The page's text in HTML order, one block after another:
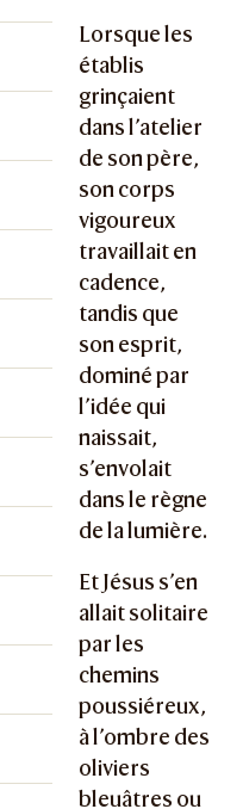
Lorsque les
établis
grinçaient
dans l’atelier
de son père,
son corps
vigoureux
travaillait en
cadence,
tandis que
son esprit,
dominé par
l’idée qui
naissait,
s’envolait
dans le règne
de la lumière.
Et Jésus s’en
allait solitaire
par les
chemins
poussiéreux,
à l’ombre des
oliviers
bleuâtres ou